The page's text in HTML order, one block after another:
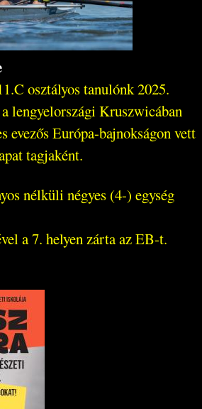
osztályos tanulónk 2025.
lengyelországi Kruszwicában
evezős Európa-bajnokságon vett
tagjaként.
nélküli négyes (4-) egység
a 7. helyen zárta az EB-t.